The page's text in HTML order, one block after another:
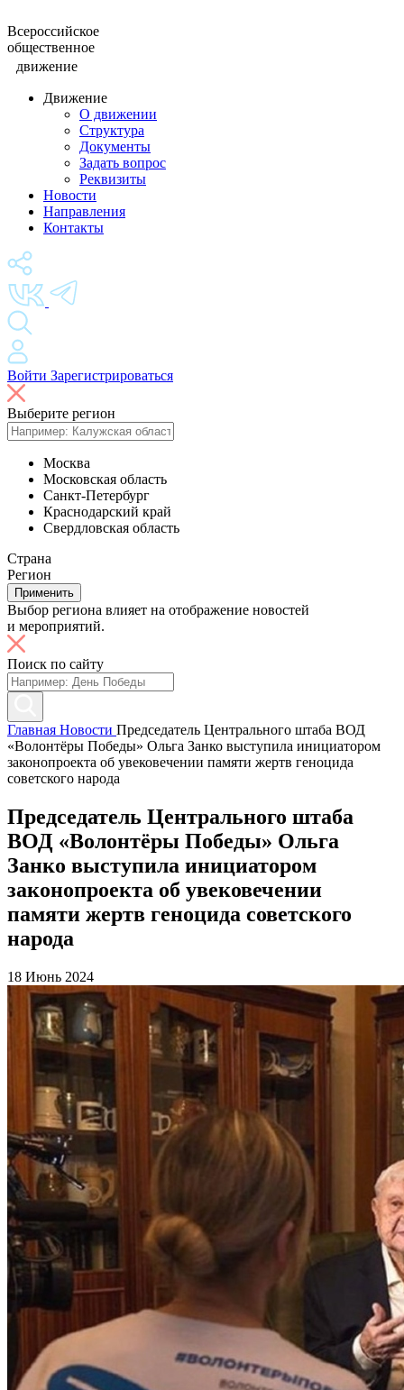
Всероссийское
общественное
движение
Движение
О движении
Структура
Документы
Задать вопрос
Реквизиты
Новости
Направления
Контакты
Войти Зарегистрироваться
Выберите регион
Москва
Московская область
Санкт-Петербург
Краснодарский край
Свердловская область
Страна
Регион
Применить
Выбор региона влияет на отображение новостей
и мероприятий.
Поиск по сайту
Главная Новости Председатель Центрального штаба ВОД
«Волонтёры Победы» Ольга Занко выступила инициатором
законопроекта об увековечении памяти жертв геноцида
советского народа
Председатель Центрального штаба
ВОД «Волонтёры Победы» Ольга
Занко выступила инициатором
законопроекта об увековечении
памяти жертв геноцида советского
народа
18 Июнь 2024